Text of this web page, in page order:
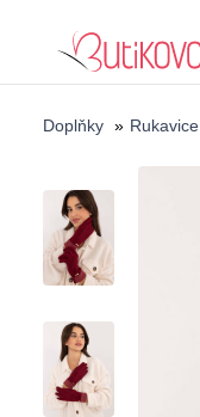
Doplňky » Rukavice